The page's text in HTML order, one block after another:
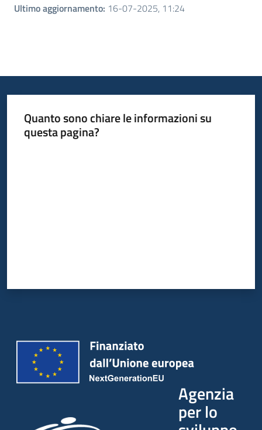
Ultimo aggiornamento: 16-07-2025, 11:24
Quanto sono chiare le informazioni su
questa pagina?
Agenzia
per lo